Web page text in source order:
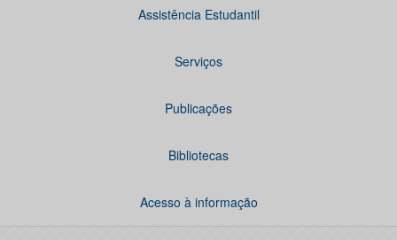
Assistência Estudantil
Serviços
Publicações
Bibliotecas
Acesso à informação